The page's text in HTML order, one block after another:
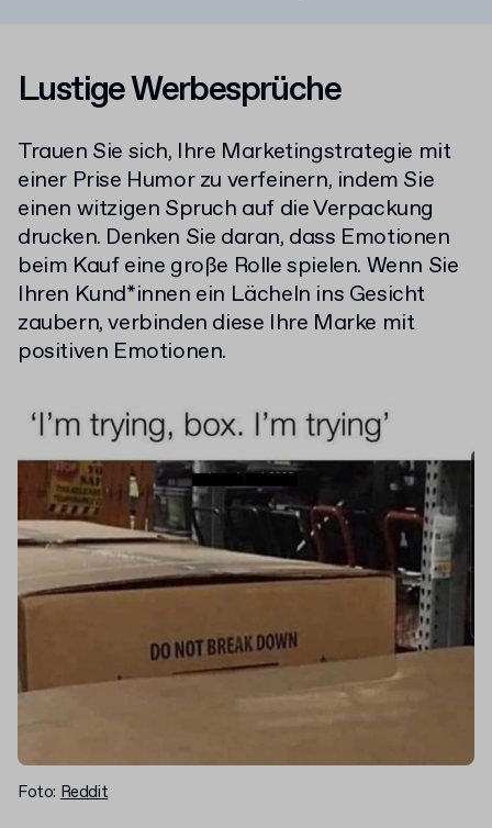
Lustige Werbesprüche
Trauen Sie sich, Ihre Marketingstrategie mit
einer Prise Humor zu verfeinern, indem Sie
einen witzigen Spruch auf die Verpackung
drucken. Denken Sie daran, dass Emotionen
beim Kauf eine große Rolle spielen. Wenn Sie
Ihren Kund*innen ein Lächeln ins Gesicht
zaubern, verbinden diese Ihre Marke mit
positiven Emotionen.
Foto:Reddit